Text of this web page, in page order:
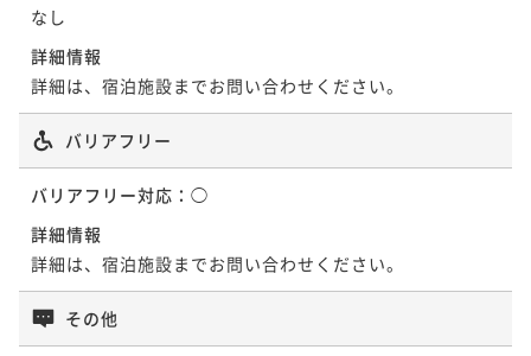
なし
詳細情報
詳細は、宿泊施設までお問い合わせください。
バリアフリー
バリアフリー対応： ◯
詳細情報
詳細は、宿泊施設までお問い合わせください。
その他